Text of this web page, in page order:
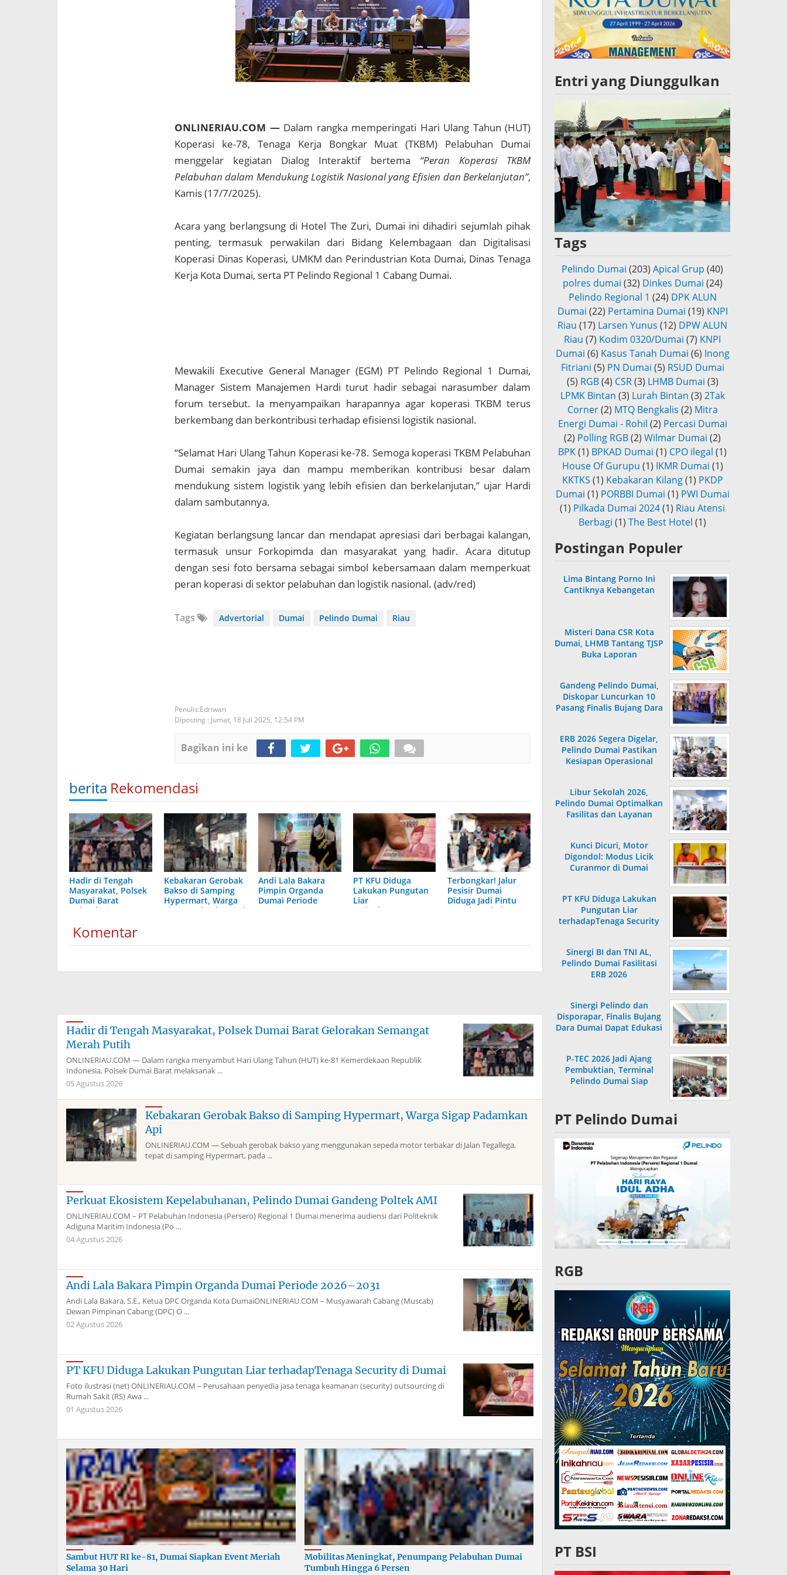
ONLINERIAU.COM —Dalam rangka memperingati Hari Ulang Tahun (HUT)
Koperasi ke-78, Tenaga Kerja Bongkar Muat (TKBM) Pelabuhan Dumai
menggelar kegiatan Dialog Interaktif bertema “Peran Koperasi TKBM
Pelabuhan dalam Mendukung Logistik Nasional yang Efisien dan Berkelanjutan”,
Kamis (17/7/2025).
Acara yang berlangsung di Hotel The Zuri, Dumai ini dihadiri sejumlah pihak
penting, termasuk perwakilan dari Bidang Kelembagaan dan Digitalisasi
Koperasi Dinas Koperasi, UMKM dan Perindustrian Kota Dumai, Dinas Tenaga
Kerja Kota Dumai, serta PT Pelindo Regional 1 Cabang Dumai.
Mewakili Executive General Manager (EGM) PT Pelindo Regional 1 Dumai,
Manager Sistem Manajemen Hardi turut hadir sebagai narasumber dalam
forum tersebut. Ia menyampaikan harapannya agar koperasi TKBM terus
berkembang dan berkontribusi terhadap efisiensi logistik nasional.
“Selamat Hari Ulang Tahun Koperasi ke-78. Semoga koperasi TKBM Pelabuhan
Dumai semakin jaya dan mampu memberikan kontribusi besar dalam
mendukung sistem logistik yang lebih efisien dan berkelanjutan,” ujar Hardi
dalam sambutannya.
Kegiatan berlangsung lancar dan mendapat apresiasi dari berbagai kalangan,
termasuk unsur Forkopimda dan masyarakat yang hadir. Acara ditutup
dengan sesi foto bersama sebagai simbol kebersamaan dalam memperkuat
peran koperasi di sektor pelabuhan dan logistik nasional. (adv/red)
Tags Advertorial Dumai Pelindo Dumai Riau
Edriwan
Diposting : Jumat, 18 Juli 2025, 12:54 PM
Bagikan ini ke
berita Rekomendasi
Hadir di Tengah
Masyarakat, Polsek
Dumai Barat
Gelorakan
Putih
Kebakaran Gerobak
Bakso di Samping
Hypermart, Warga
Sigap Padamkan Api
Andi Lala Bakara
Pimpin Organda
Dumai Periode
PT KFU Diduga
Lakukan Pungutan
Liar
terhadapTenaga
Terbongkar! Jalur
Pesisir Dumai
Diduga Jadi Pintu
Masuk Narkoba
Komentar
Hadir di Tengah Masyarakat, Polsek Dumai Barat Gelorakan Semangat
Merah Putih
ONLINERIAU.COM — Dalam rangka menyambut Hari Ulang Tahun (HUT) ke-81 Kemerdekaan Republik
Indonesia, Polsek Dumai Barat melaksanak ...
05 Agustus 2026
Kebakaran Gerobak Bakso di Samping Hypermart, Warga Sigap Padamkan
Api
ONLINERIAU.COM — Sebuah gerobak bakso yang menggunakan sepeda motor terbakar di Jalan Tegallega,
tepat di samping Hypermart, pada ...
Perkuat Ekosistem Kepelabuhanan, Pelindo Dumai Gandeng Poltek AMI
ONLINERIAU.COM – PT Pelabuhan Indonesia (Persero) Regional 1 Dumai menerima audiensi dari Politeknik
Adiguna Maritim Indonesia (Po ...
04 Agustus 2026
Andi Lala Bakara Pimpin Organda Dumai Periode 2026–2031
Andi Lala Bakara, S.E., Ketua DPC Organda Kota DumaiONLINERIAU.COM – Musyawarah Cabang (Muscab)
Dewan Pimpinan Cabang (DPC) O ...
02 Agustus 2026
PT KFU Diduga Lakukan Pungutan Liar terhadapTenaga Security di Dumai
Foto ilustrasi (net) ONLINERIAU.COM – Perusahaan penyedia jasa tenaga keamanan (security) outsourcing di
Rumah Sakit (RS) Awa ...
01 Agustus 2026
Sambut HUT RI ke-81, Dumai Siapkan Event Meriah
Selama 30 Hari
Mobilitas Meningkat, Penumpang Pelabuhan Dumai
Tumbuh Hingga 6 Persen
Entri yang Diunggulkan
Tags
Pelindo Dumai (203) Apical Grup (40)
polres dumai (32) Dinkes Dumai (24)
Pelindo Regional 1 (24) DPK ALUN
Dumai (22) Pertamina Dumai (19) KNPI
Riau (17) Larsen Yunus (12) DPW ALUN
Riau (7) Kodim 0320/Dumai (7) KNPI
Dumai (6) Kasus Tanah Dumai (6) Inong
Fitriani (5) PN Dumai (5) RSUD Dumai
(5) RGB (4) CSR (3) LHMB Dumai (3)
LPMK Bintan (3) Lurah Bintan (3) 2Tak
Corner (2) MTQ Bengkalis (2) Mitra
Energi Dumai - Rohil (2) Percasi Dumai
(2) Polling RGB(2) Wilmar Dumai (2)
BPK(1) BPKAD Dumai (1) CPO ilegal (1)
House Of Gurupu (1) IKMR Dumai (1)
KKTKS (1) Kebakaran Kilang (1) PKDP
Dumai (1) PORBBI Dumai (1) PWI Dumai
(1) Pilkada Dumai 2024(1) Riau Atensi
Berbagi (1) The Best Hotel (1)
Postingan Populer
Lima Bintang Porno Ini
Cantiknya Kebangetan
Misteri Dana CSR Kota
Dumai, LHMB Tantang TJSP
Buka Laporan
Gandeng Pelindo Dumai,
Diskopar Luncurkan 10
Pasang Finalis Bujang Dara
ERB 2026 Segera Digelar,
Pelindo Dumai Pastikan
Kesiapan Operasional
Libur Sekolah 2026,
Pelindo Dumai Optimalkan
Fasilitas dan Layanan
Kunci Dicuri, Motor
Digondol: Modus Licik
Curanmor di Dumai
PT KFU Diduga Lakukan
Pungutan Liar
terhadapTenaga Security
Sinergi BI dan TNI AL,
Pelindo Dumai Fasilitasi
ERB 2026
Sinergi Pelindo dan
Disporapar, Finalis Bujang
Dara Dumai Dapat Edukasi
P-TEC 2026 Jadi Ajang
Pembuktian, Terminal
Pelindo Dumai Siap
PT Pelindo Dumai
RGB
PT BSI